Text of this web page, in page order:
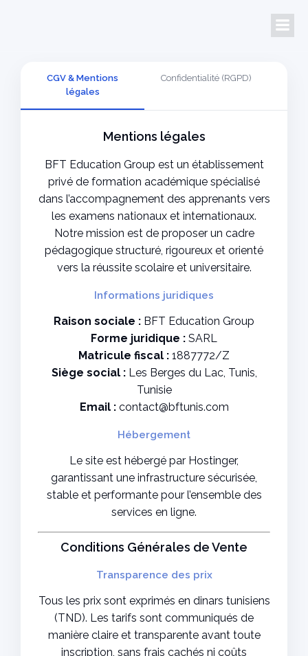
CGV & Mentions
légales
Confidentialité (RGPD)
Mentions légales
BFT Education Group est un établissement
privé de formation académique spécialisé
dans l’accompagnement des apprenants vers
les examens nationaux et internationaux.
Notre mission est de proposer un cadre
pédagogique structuré, rigoureux et orienté
vers la réussite scolaire et universitaire.
Informations juridiques
Raison sociale : BFT Education Group
Forme juridique : SARL
Matricule fiscal : 1887772/Z
Siège social :Les Berges du Lac, Tunis,
Tunisie
Email :contact@bftunis.com
Hébergement
Le site est hébergé par Hostinger,
garantissant une infrastructure sécurisée,
stable et performante pour l’ensemble des
services en ligne.
Conditions Générales de Vente
Transparence des prix
Tous les prix sont exprimés en dinars tunisiens
(TND). Les tarifs sont communiqués de
manière claire et transparente avant toute
inscription, sans frais cachés ni coûts